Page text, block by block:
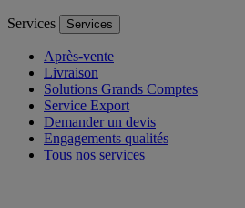
Services Services
Après-vente
Livraison
Solutions Grands Comptes
Service Export
Demander un devis
Engagements qualités
Tous nos services